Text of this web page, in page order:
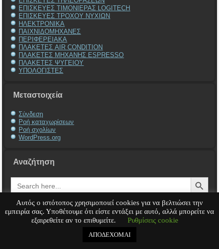
ΕΠΙΣΚΕΥΕΣ ΤΙΜΟΝΙΕΡΑΣ LOGITECH
ΕΠΙΣΚΕΥΕΣ ΤΡΟΧΟΥ ΝΥΧΙΩΝ
ΗΛΕΚΤΡΟΝΙΚΑ
ΠΑΙΧΝΙΔΟΜΗΧΑΝΕΣ
ΠΕΡΙΦΕΡΕΙΑΚΑ
ΠΛΑΚΕΤΕΣ AIR CONDITION
ΠΛΑΚΕΤΕΣ ΜΗΧΑΝΗΣ ESPRESSO
ΠΛΑΚΕΤΕΣ ΨΥΓΕΙΟΥ
ΥΠΟΛΟΓΙΣΤΕΣ
Μεταστοιχεία
Σύνδεση
Ροή καταχωρίσεων
Ροή σχολίων
WordPress.org
Αναζήτηση
Search
for:
Search Button
Service Υπολογιστή Service Laptop Service Macbook Service Περιφερειακά
Αυτός ο ιστότοπος χρησιμοποιεί cookies για να βελτιώσει την
εμπειρία σας. Υποθέτουμε ότι είστε εντάξει με αυτό, αλλά μπορείτε να
εξαιρεθείτε αν το επιθυμείτε.
Ρυθμίσεις cookie
ΑΠΟΔΕΧΟΜΑΙ